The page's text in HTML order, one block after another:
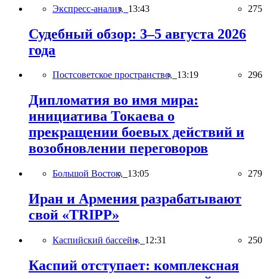
Экспресс-анализ, 13:43 275
Судебный обзор: 3–5 августа 2026
года
Постсоветское пространство, 13:19 296
Дипломатия во имя мира:
инициатива Токаева о
прекращении боевых действий и
возобновлении переговоров
Большой Восток, 13:05 279
Иран и Армения разрабатывают
свой «TRIPP»
Каспийский бассейн, 12:31 250
Каспий отступает: комплексная